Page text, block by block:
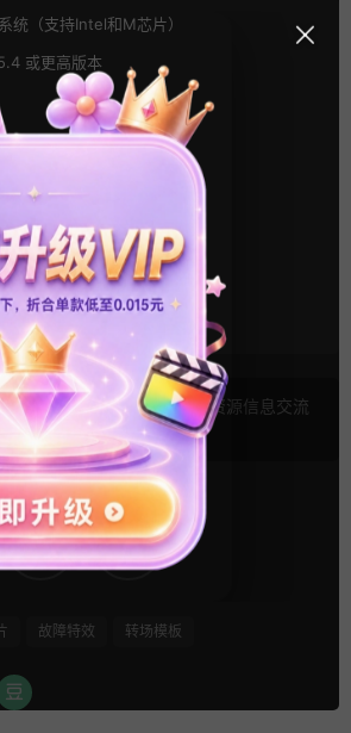
统（支持Intel和M芯片）
或更高版本
动安装
,视频教程
夸克网盘,OneDrive
许可禁止转载！本站仅供资源信息交流
解！
6 0
故障特效 转场模板